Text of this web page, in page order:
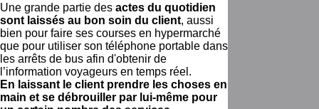
Une grande partie des actes du quotidien
sont laissés au bon soin du client, aussi
bien pour faire ses courses en hypermarché
que pour utiliser son téléphone portable dans
les arrêts de bus afin d'obtenir de
l’information voyageurs en temps réel.
En laissant le client prendre les choses en
main et se débrouiller par lui-même pour